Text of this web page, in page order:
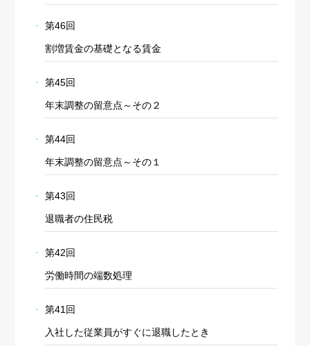
第46回
割増賃金の基礎となる賃金
第45回
年末調整の留意点～その２
第44回
年末調整の留意点～その１
第43回
退職者の住民税
第42回
労働時間の端数処理
第41回
入社した従業員がすぐに退職したとき